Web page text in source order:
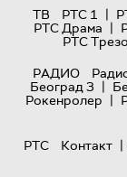
ТВ
РТС 1 |
РТС Драма |
РТС
РАДИО
Београд 3 |
Рокенролер |
РТС
Контакт |